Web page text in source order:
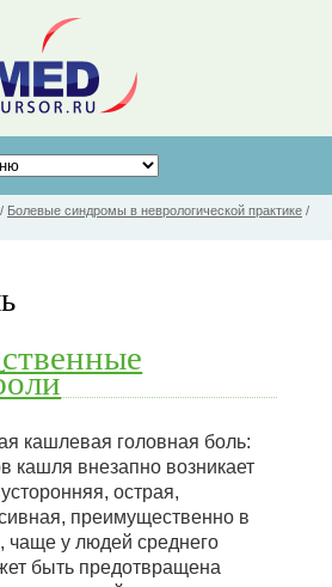
/ Болевые синдромы в неврологической практике /
кашлевая головная боль:
кашля внезапно возникает
острая,
преимущественно в
чаще у людей среднего
быть предотвращена